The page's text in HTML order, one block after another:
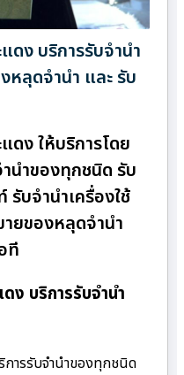
ดง บริการรับจำนำ
ลุดจำนำ และ รับ
ดง ให้บริการโดย
นำของทุกชนิด รับ
บจำนำเครื่องใช้
ยของหลุดจำนำ
ที
ง บริการรับจำนำ
การรับจำนำของทุกชนิด